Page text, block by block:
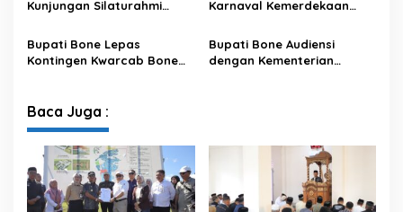
Kunjungan Silaturahmi
XIV/Hasanuddin
Karnaval Kemerdekaan
Sambut HUT ke-81 RI
Bupati Bone Lepas
Kontingen Kwarcab Bone
Bupati Bone Audiensi
dengan Kementerian
Baca Juga :